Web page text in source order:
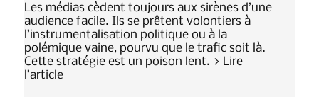
Les médias cèdent toujours aux sirènes d’une
audience facile. Ils se prêtent volontiers à
l’instrumentalisation politique ou à la
polémique vaine, pourvu que le trafic soit là.
Cette stratégie est un poison lent. > Lire
l’article